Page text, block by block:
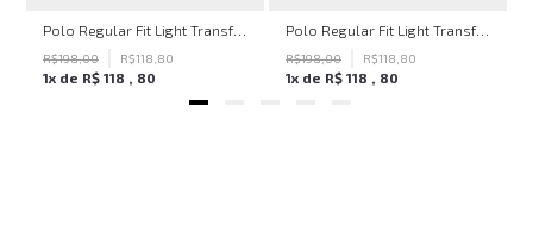
Polo Regular Fit Light Transfer Bege Médio John John Masculina
R$198,00 R$118 80
1x de R$ 118 80
Polo Regular Fit Light Transfer Verde Escuro John John Masculina
R$198,00 R$118 80
1x de R$ 118 80